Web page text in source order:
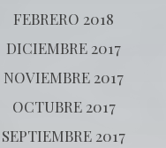
FEBRERO 2018
DICIEMBRE 2017
NOVIEMBRE 2017
OCTUBRE 2017
SEPTIEMBRE 2017